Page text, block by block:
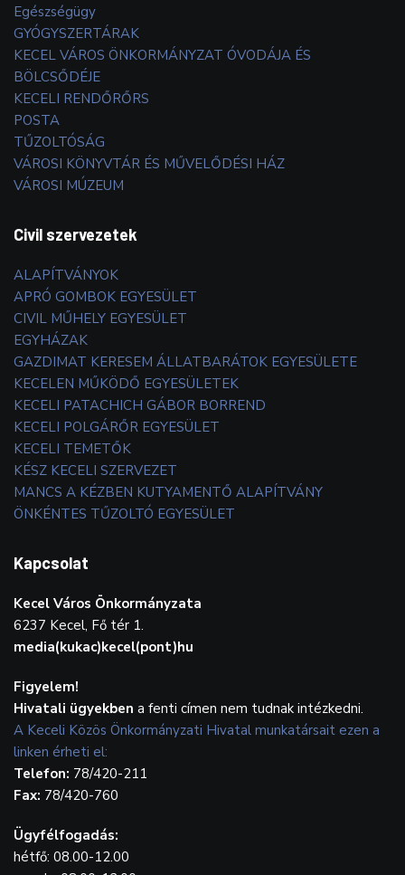
Egészségügy
GYÓGYSZERTÁRAK
KECEL VÁROS ÖNKORMÁNYZAT ÓVODÁJA ÉS
BÖLCSŐDÉJE
KECELI RENDŐRŐRS
POSTA
TŰZOLTÓSÁG
VÁROSI KÖNYVTÁR ÉS MŰVELŐDÉSI HÁZ
VÁROSI MÚZEUM
Civil szervezetek
ALAPÍTVÁNYOK
APRÓ GOMBOK EGYESÜLET
CIVIL MŰHELY EGYESÜLET
EGYHÁZAK
GAZDIMAT KERESEM ÁLLATBARÁTOK EGYESÜLETE
KECELEN MŰKÖDŐ EGYESÜLETEK
KECELI PATACHICH GÁBOR BORREND
KECELI POLGÁRŐR EGYESÜLET
KECELI TEMETŐK
KÉSZ KECELI SZERVEZET
MANCS A KÉZBEN KUTYAMENTŐ ALAPÍTVÁNY
ÖNKÉNTES TŰZOLTÓ EGYESÜLET
Kapcsolat
Kecel Város Önkormányzata
6237 Kecel, Fő tér 1.
media(kukac)kecel(pont)hu
Figyelem!
Hivatali ügyekben a fenti címen nem tudnak intézkedni.
A Keceli Közös Önkormányzati Hivatal munkatársait ezen a
linken érheti el:
Telefon: 78/420-211
Fax: 78/420-760
Ügyfélfogadás:
hétfő: 08.00-12.00